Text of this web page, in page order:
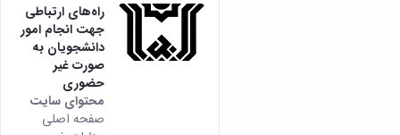
راه‌های ارتباطی
جهت انجام امور
دانشجویان به
صورت غیر
حضوری
محتوای سایت
صفحه اصلی